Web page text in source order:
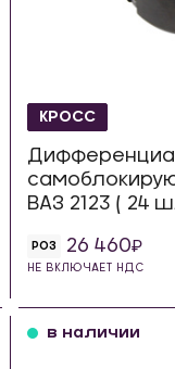
КРОСС
ВАЗ 2123 ( 24
РОЗ 26 460
НЕ ВКЛЮЧАЕТ НДС
в наличии